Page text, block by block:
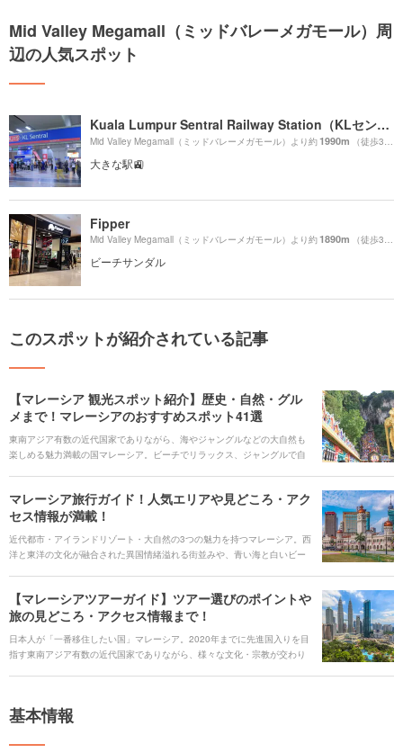
Mid Valley Megamall（ミッドバレーメガモール）周
辺の人気スポット
Kuala Lumpur Sentral Railway Station（KLセントラル駅）
Mid Valley Megamall（ミッドバレーメガモール）より約1990m （徒歩34分）
大きな駅🚉
Fipper
Mid Valley Megamall（ミッドバレーメガモール）より約1890m （徒歩32分）
ビーチサンダル
このスポットが紹介されている記事
【マレーシア 観光スポット紹介】歴史・自然・グル
メまで！マレーシアのおすすめスポット41選
東南アジア有数の近代国家でありながら、海やジャングルなどの大自然も
楽しめる魅力満載の国マレーシア。ビーチでリラックス、ジャングルで自
レーシアの定番から穴場観光スポットまで、41ヵ所を紹介します。歴史や
文化、自然を満喫、ショッピングやグルメを楽しみたいなど、カテゴリ別
は、ぜひ参考にして頂けたらと思います。
マレーシア旅行ガイド！人気エリアや見どころ・アク
セス情報が満載！
近代都市・アイランドリゾート・大自然の3つの魅力を持つマレーシア。西
洋と東洋の文化が融合された異国情緒溢れる街並みや、青い海と白いビー
観光地となりました。 そこで今回の記事では、マレーシアの定番スポット
から穴場スポットまで37ヵ所紹介していきます。そのほかにも、グルメや
記事を読んで、魅力満載のマレーシアをもっともっと楽しみましょう！
【マレーシアツアーガイド】ツアー選びのポイントや
旅の見どころ・アクセス情報まで！
日本人が「一番移住したい国」マレーシア。2020年までに先進国入りを目
指す東南アジア有数の近代国家でありながら、様々な文化・宗教が交わり
海が広がるアイランドリゾート、アドベンチャーを求めるなら熱帯ジャン
シアの見どころや定番スポットから始まり、ツアー選びのポイントまでた
基本情報